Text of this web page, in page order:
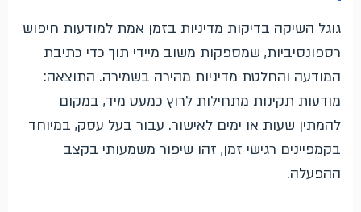
גוגל השיקה בדיקות מדיניות בזמן אמת למודעות חיפוש
רספונסיביות, שמספקות משוב מיידי תוך כדי כתיבת
המודעה והחלטת מדיניות מהירה בשמירה. התוצאה:
מודעות תקינות מתחילות לרוץ כמעט מיד, במקום
להמתין שעות או ימים לאישור. עבור בעל עסק, במיוחד
בקמפיינים רגישי זמן, זהו שיפור משמעותי בקצב
ההפעלה.